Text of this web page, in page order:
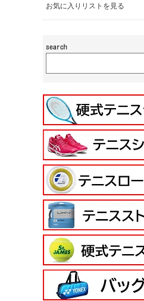
お気に入りリストを見る